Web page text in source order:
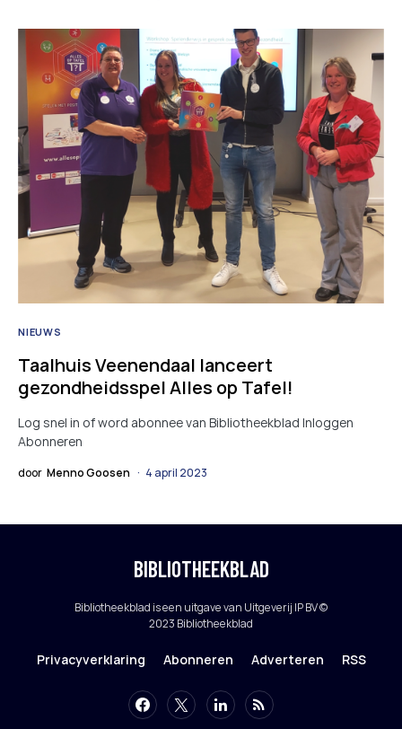
NIEUWS
Taalhuis Veenendaal lanceert
gezondheidsspel Alles op Tafel!
Log snel in of word abonnee van Bibliotheekblad Inloggen
Abonneren
door Menno Goosen 4 april 2023
BIBLIOTHEEKBLAD
Bibliotheekblad is een uitgave van Uitgeverij IP BV ©
2023 Bibliotheekblad
Privacyverklaring Abonneren Adverteren RSS